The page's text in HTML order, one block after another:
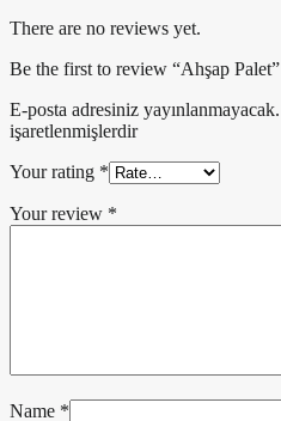
There are no reviews yet.
Be the first to review “Ahşap Palet”
E-posta adresiniz yayınlanmayacak.
işaretlenmişlerdir
Your rating *
Your review *
Name *